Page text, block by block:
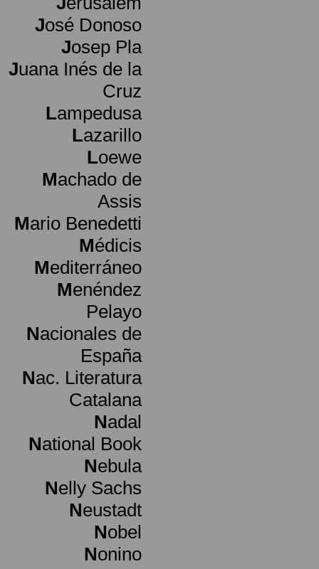
José Donoso
Josep Pla
Juana Inés de la
Cruz
Lampedusa
Lazarillo
Loewe
Machado de
Assis
Mario Benedetti
Médicis
Mediterráneo
Menéndez
Pelayo
Nacionales de
España
Nac. Literatura
Catalana
Nadal
National Book
Nebula
Nelly Sachs
Neustadt
Nobel
Nonino